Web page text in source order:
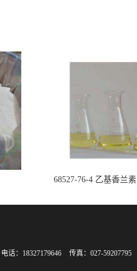
68527-76-4 乙基香兰
电话：18327179646 传真：027-59207795